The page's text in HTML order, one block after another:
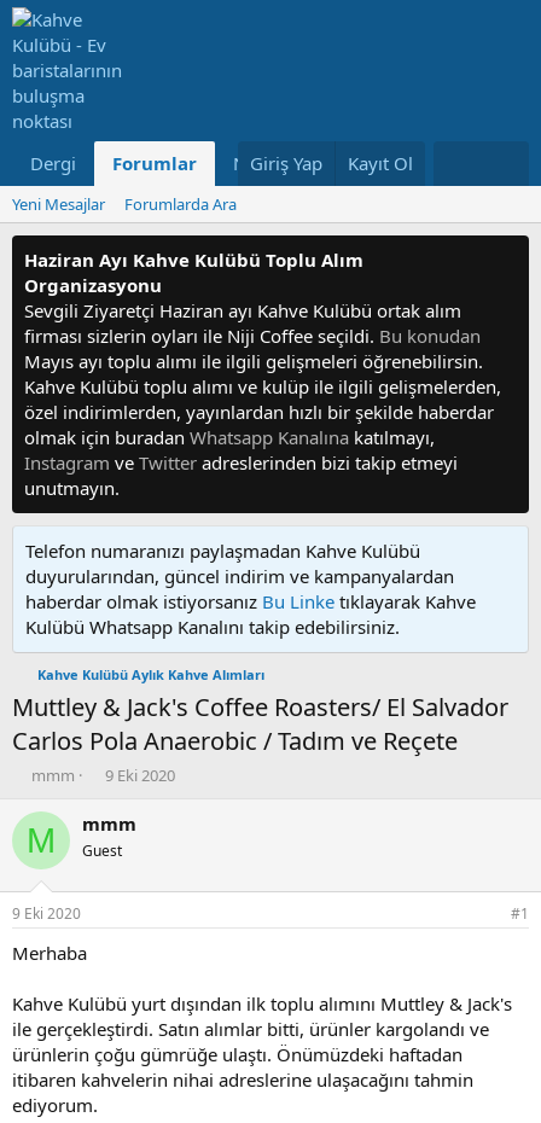
Dergi Forumlar Neler Yeni Kullanıcılar
Giriş Yap Kayıt Ol
Yeni Mesajlar Forumlarda Ara
Haziran Ayı Kahve Kulübü Toplu Alım
Organizasyonu
Sevgili Ziyaretçi Haziran ayı Kahve Kulübü ortak alım
firması sizlerin oyları ile Niji Coffee seçildi. Bu konudan
Mayıs ayı toplu alımı ile ilgili gelişmeleri öğrenebilirsin.
Kahve Kulübü toplu alımı ve kulüp ile ilgili gelişmelerden,
özel indirimlerden, yayınlardan hızlı bir şekilde haberdar
olmak için buradan Whatsapp Kanalına katılmayı,
Instagram ve Twitter adreslerinden bizi takip etmeyi
unutmayın.
Telefon numaranızı paylaşmadan Kahve Kulübü
duyurularından, güncel indirim ve kampanyalardan
haberdar olmak istiyorsanız Bu Linke tıklayarak Kahve
Kulübü Whatsapp Kanalını takip edebilirsiniz.
Kahve Kulübü Aylık Kahve Alımları
Muttley & Jack's Coffee Roasters/ El Salvador
Carlos Pola Anaerobic / Tadım ve Reçete
K
n
u
u
b
a
ş
t
a
n
mmm
B
ş
a
ı
r
i
h
i
9 Eki 2020
M mmm
Guest
9 Eki 2020 #1
Merhaba
Kahve Kulübü yurt dışından ilk toplu alımını Muttley & Jack's
ile gerçekleştirdi. Satın alımlar bitti, ürünler kargolandı ve
ürünlerin çoğu gümrüğe ulaştı. Önümüzdeki haftadan
itibaren kahvelerin nihai adreslerine ulaşacağını tahmin
ediyorum.